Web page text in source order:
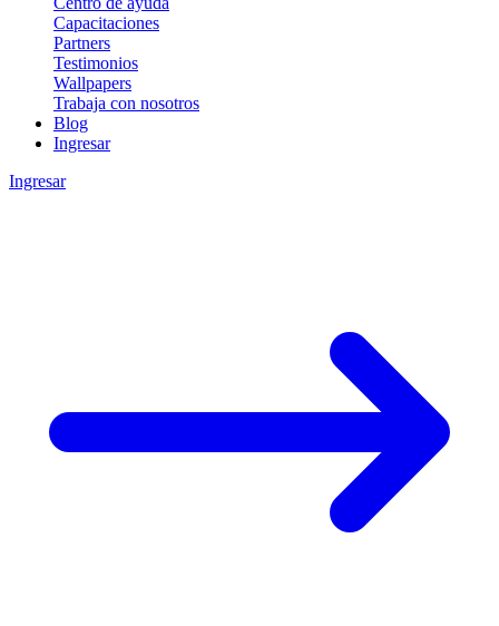
Capacitaciones
Partners
Testimonios
Wallpapers
Trabaja con nosotros
Blog
Ingresar
Ingresar